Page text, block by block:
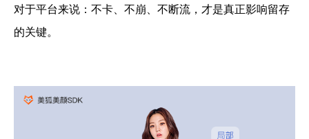
对于平台来说：不卡、不崩、不断流，才是真正影响留存
的关键。